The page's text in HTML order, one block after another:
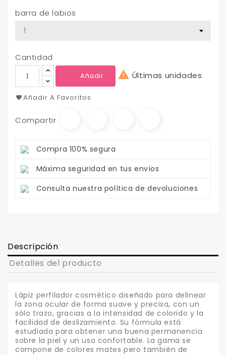
barra de labios
Cantidad
Añadir  Últimas unidades
Añadir A Favoritos
Compartir
Compra 100% segura
Máxima seguridad en tus envíos
Consulta nuestra política de devoluciones
Descripción
Detalles del producto
Lápiz perfilador cosmético diseñado para delinear
la zona ocular de forma suave y precisa, con un
sólo trazo, gracias a la intensidad de colorido y la
facilidad de deslizamiento. Su fórmula está
estudiada para obtener una buena permanencia
sobre la piel y un uso confortable. La gama se
compone de colores mates pero también de